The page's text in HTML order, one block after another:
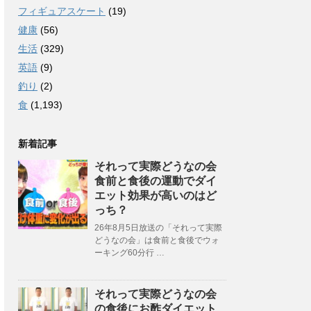
フィギュアスケート (19)
健康 (56)
生活 (329)
英語 (9)
釣り (2)
食 (1,193)
新着記事
それって実際どうなの会
食前と食後の運動でダイ
エット効果が高いのはど
っち？
26年8月5日放送の「それって実際
どうなの会」は食前と食後でウォ
ーキング60分行 …
それって実際どうなの会
の食後にお酢ダイエット